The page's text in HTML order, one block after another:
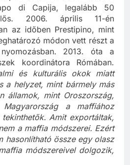
a szicíliai Cosa Nostra
di Capija, legalább 50
2006. április 11-én
az időben Prestipino, mint
módon vett részt a
2013. óta a
koordinátora Rómában.
és kulturális okok miatt
a helyzet, mint bármely más
államok, mint Oroszország,
a maffiához
Amit exportáltak,
a maffia módszerei. Ezért
hasonlítható össze egy olasz
módszereivel dolgozik,